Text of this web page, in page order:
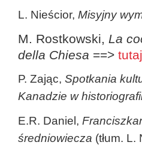
L. Nieścior, Misyjny
M. Rostkowski, La
della Chiesa ==> tutaj
P. Zając, Spotkania
Kanadzie w
E.R. Daniel,
średniowiecza (tłum.